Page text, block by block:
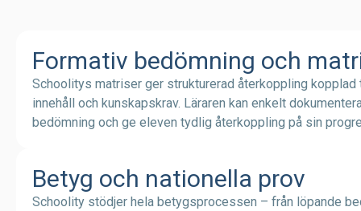
Formativ bedömning och
Schoolitys matriser ger strukturerad återkoppling kopplad
innehåll och kunskapskrav. Läraren kan enkelt
bedömning och ge eleven tydlig återkoppling på sin
Betyg och nationella prov
Schoolity stödjer hela betygsprocessen – från löpande